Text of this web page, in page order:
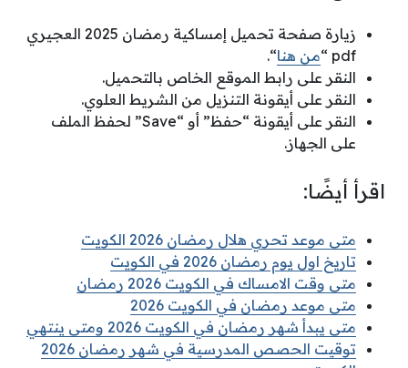
زيارة صفحة تحميل إمساكية رمضان 2025 العجيري
pdf “
من هنا“.
النقر على رابط الموقع الخاص بالتحميل.
النقر على أيقونة التنزيل من الشريط العلوي.
النقر على أيقونة “حفظ” أو “Save” لحفظ الملف
على الجهاز.
اقرأ أيضًا:
متى موعد تحري هلال رمضان 2026 الكويت
تاريخ اول يوم رمضان 2026 في الكويت
متى وقت الامساك في الكويت 2026 رمضان
متى موعد رمضان في الكويت 2026
متى يبدأ شهر رمضان في الكويت 2026 ومتى ينتهي
توقيت الحصص المدرسية في شهر رمضان 2026